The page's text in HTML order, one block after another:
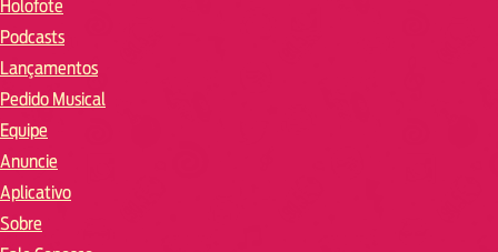
Holofote
Podcasts
Lançamentos
Pedido Musical
Equipe
Anuncie
Aplicativo
Sobre